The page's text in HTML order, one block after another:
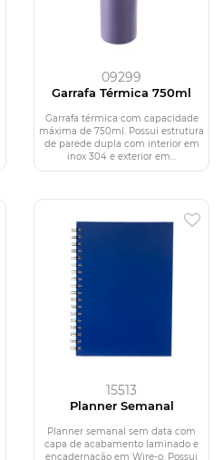
09299
Garrafa Térmica 750ml
Garrafa térmica com capacidade
máxima de 750ml. Possui estrutura
de parede dupla com interior em
inox 304 e exterior em...
15513
Planner Semanal
Planner semanal sem data com
capa de acabamento laminado e
encadernação em Wire-o. Possui